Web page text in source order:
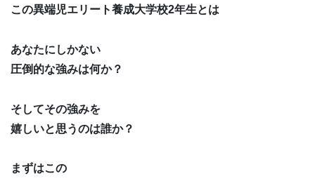
この異端児エリート養成大学校2年生とは
あなたにしかない
圧倒的な強みは何か？
そしてその強みを
嬉しいと思うのは誰か？
まずはこの